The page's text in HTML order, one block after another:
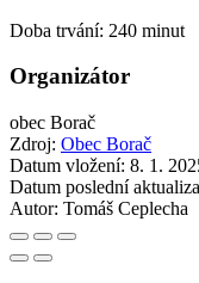
Doba trvání: 240 minut
Organizátor
obec Borač
Zdroj: Obec Borač
Datum vložení: 8. 1.
Datum poslední
Autor: Tomáš Ceplecha